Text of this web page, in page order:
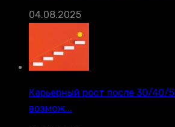
04.08.2025
Карьерный рост после 30/40/
возмож...